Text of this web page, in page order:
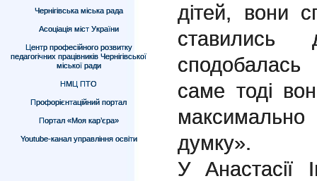
Чернігівська міська рада
Асоціація міст України
Центр професійного розвитку
педагогічних працівників Чернігівської
міської ради
НМЦ ПТО
Профорієнтаційний портал
Портал «Моя кар’єра»
Youtube-канал управління освіти
дітей, вони
саме тоді
думку».
У Анастасії